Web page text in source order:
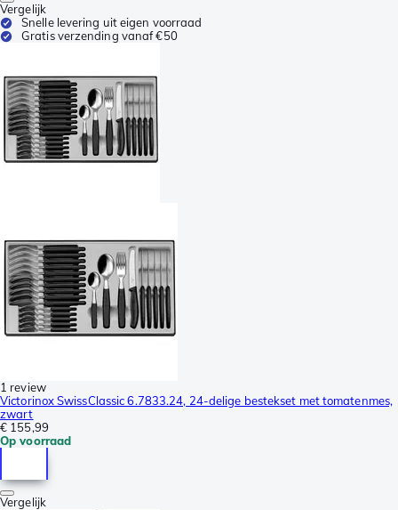
Vergelijk
Snelle levering uit eigen voorraad
Gratis verzending vanaf €50
1 review
Victorinox SwissClassic 6.7833.24, 24-delige bestekset met tomatenmes,
zwart
€ 155,99
Op voorraad
Vergelijk